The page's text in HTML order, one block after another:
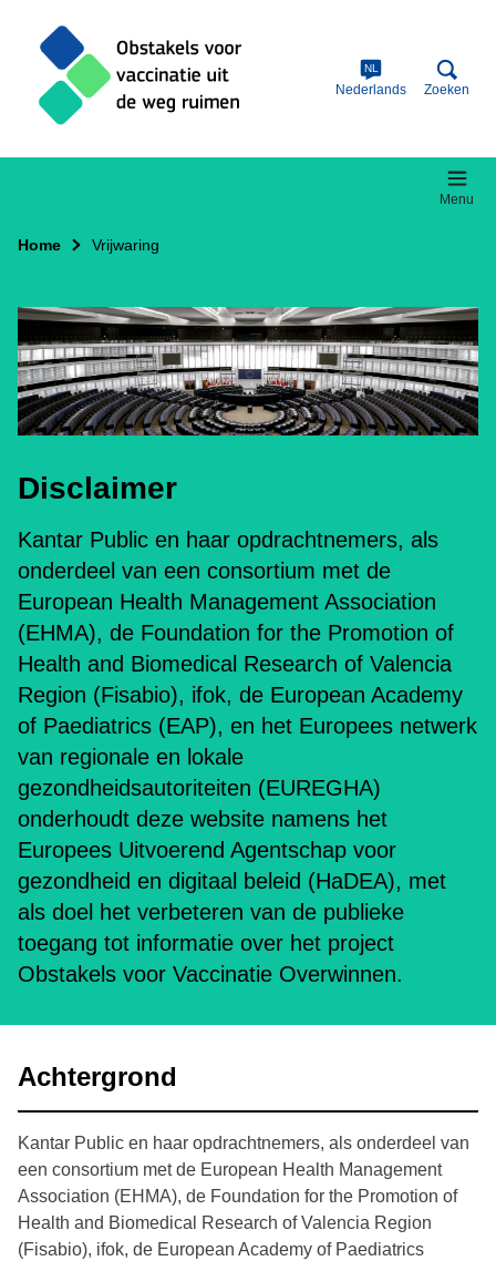
NL
Nederlands Zoeken
Menu
Home Vrijwaring
Disclaimer
Kantar Public en haar opdrachtnemers, als
onderdeel van een consortium met de
European Health Management Association
(EHMA), de Foundation for the Promotion of
Health and Biomedical Research of Valencia
Region (Fisabio), ifok, de European Academy
of Paediatrics (EAP), en het Europees netwerk
van regionale en lokale
gezondheidsautoriteiten (EUREGHA)
onderhoudt deze website namens het
Europees Uitvoerend Agentschap voor
gezondheid en digitaal beleid (HaDEA), met
als doel het verbeteren van de publieke
toegang tot informatie over het project
Obstakels voor Vaccinatie Overwinnen.
Achtergrond
Kantar Public en haar opdrachtnemers, als onderdeel van
een consortium met de European Health Management
Association (EHMA), de Foundation for the Promotion of
Health and Biomedical Research of Valencia Region
(Fisabio), ifok, de European Academy of Paediatrics